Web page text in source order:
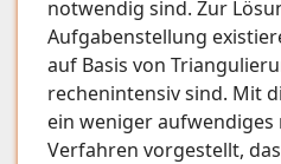
notwendig sind. Zur
Aufgabenstellung
auf Basis von
rechenintensiv sind. Mit
ein weniger
Verfahren vorgestellt,